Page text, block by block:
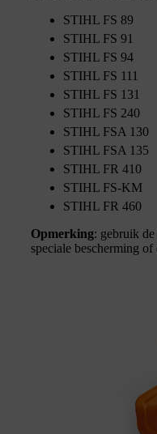
STIHL FS 89
STIHL FS 91
STIHL FS 94
STIHL FS 111
STIHL FS 131
STIHL FS 240
STIHL FSA 130
STIHL FSA 135
STIHL FR 410
STIHL FS-KM
STIHL FR 460
Opmerking: gebruik
speciale bescherming of